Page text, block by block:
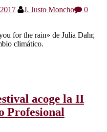
J. Justo Moncho
0
for the rain» de Julia Dahr,
climático.
acoge la II
Profesional